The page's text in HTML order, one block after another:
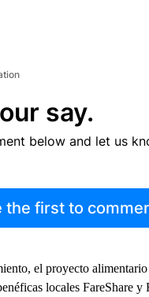
say.
below and let us
the first to
el proyecto
locales FareShare